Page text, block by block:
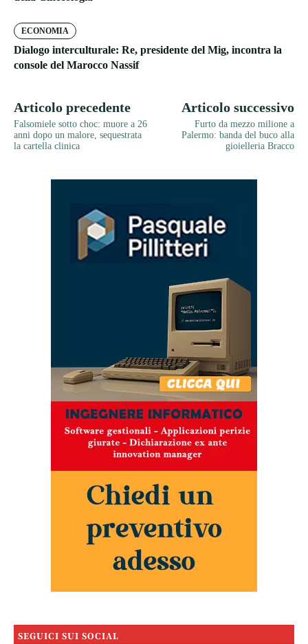
ECONOMIA
Dialogo interculturale: Re, presidente del Mig, incontra la
console del Marocco Nassif
Articolo precedente
Falsomiele sotto choc: muore a 26
anni dopo un malore, sequestrata
la cartella clinica
Articolo successivo
Furto da mezzo milione a
Palermo: banda del buco alla
gioielleria Bracco
SEGUICI SUI SOCIAL